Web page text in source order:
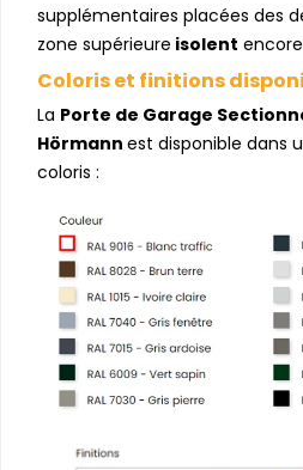
supplémentaires placées des
zone supérieure isolent
Coloris et finitions
La Porte de Garage
Hörmann est disponible dans
coloris :